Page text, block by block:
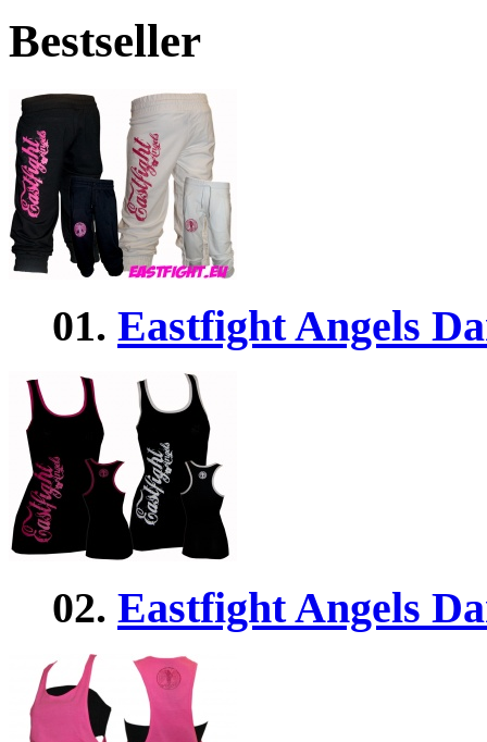
Bestseller
01. Eastfight Angels
02. Eastfight Angels